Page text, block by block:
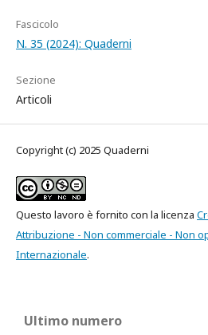
Fascicolo
N. 35 (2024): Quaderni
Sezione
Articoli
Copyright (c) 2025 Quaderni
Questo lavoro è fornito con la licenza
Attribuzione - Non commerciale - Non
Internazionale.
Ultimo numero